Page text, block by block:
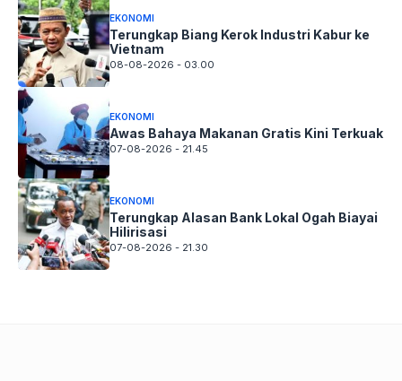
EKONOMI
Terungkap Biang Kerok Industri Kabur ke
Vietnam
08-08-2026 - 03.00
EKONOMI
Awas Bahaya Makanan Gratis Kini Terkuak
07-08-2026 - 21.45
EKONOMI
Terungkap Alasan Bank Lokal Ogah Biayai
Hilirisasi
07-08-2026 - 21.30